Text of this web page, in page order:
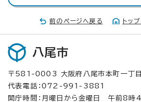
前のページへ戻る トッ
八尾市
〒581-0003 大阪府八尾市本町一丁
代表電話：072-991-3881
開庁時間：月曜日から金曜日 午前8